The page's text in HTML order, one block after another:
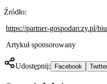
Źródło:
https://partner-gospodarczy.pl/
Artykuł sponsorowany
Udostępnij: Facebook